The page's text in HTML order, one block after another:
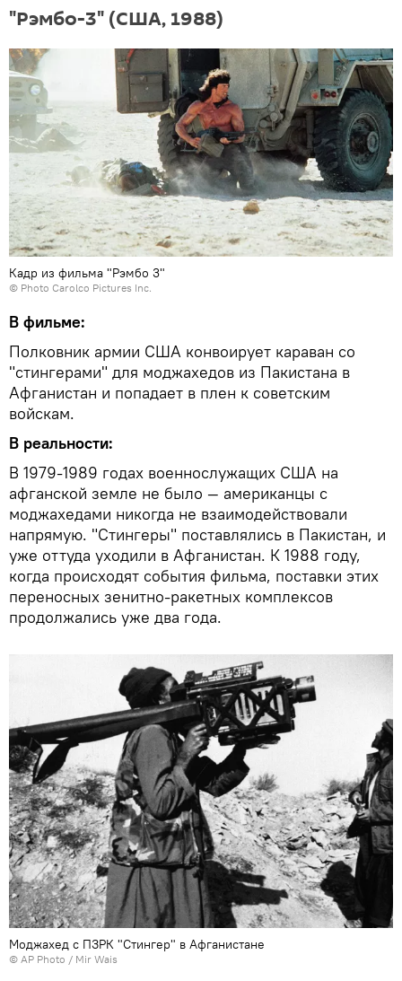
"Рэмбо-3" (США, 1988)
Кадр из фильма "Рэмбо 3"
© Photo Carolco Pictures Inc.
В фильме:
Полковник армии США конвоирует караван со
"стингерами" для моджахедов из Пакистана в
Афганистан и попадает в плен к советским
войскам.
В реальности:
В 1979-1989 годах военнослужащих США на
афганской земле не было — американцы с
моджахедами никогда не взаимодействовали
напрямую. "Стингеры" поставлялись в Пакистан, и
уже оттуда уходили в Афганистан. К 1988 году,
когда происходят события фильма, поставки этих
переносных зенитно-ракетных комплексов
продолжались уже два года.
Моджахед с ПЗРК "Стингер" в Афганистане
© AP Photo / Mir Wais